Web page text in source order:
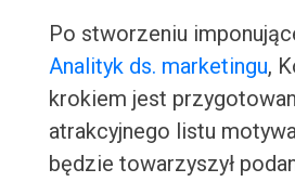
Po stworzeniu
Analityk ds. marketingu,
krokiem jest
atrakcyjnego listu
będzie towarzyszył